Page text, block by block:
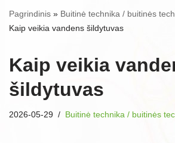
Pagrindinis » Buitinė technika / buitinės
Kaip veikia vandens šildytuvas
Kaip veikia
šildytuvas
2026-05-29 Buitinė technika / buitinės